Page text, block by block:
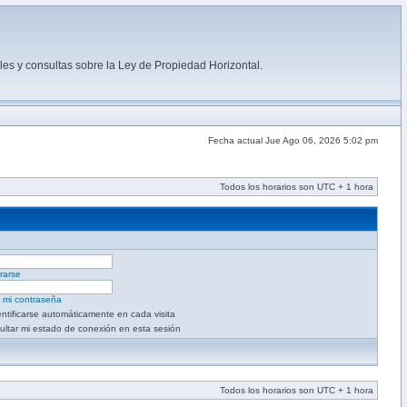
y consultas sobre la Ley de Propiedad Horizontal.
Fecha actual Jue Ago 06, 2026 5:02 pm
Todos los horarios son UTC + 1 hora
mi contraseña
automáticamente en cada visita
mi estado de conexión en esta sesión
Todos los horarios son UTC + 1 hora